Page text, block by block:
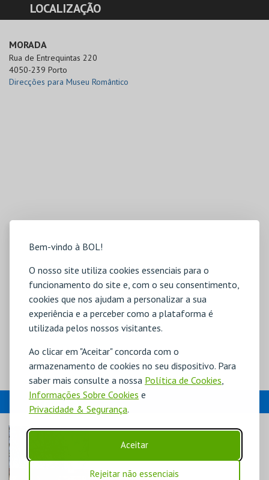
Bem-vindo à BOL!
O nosso site utiliza cookies essenciais para o
funcionamento do site e, com o seu consentimento,
cookies que nos ajudam a personalizar a sua
experiência e a perceber como a plataforma é
utilizada pelos nossos visitantes.
Ao clicar em "Aceitar" concorda com o
armazenamento de cookies no seu dispositivo. Para
saber mais consulte a nossa Política de Cookies
Informações Sobre Cookies e
Privacidade & Segurança.
Aceitar
Rejeitar não essenciais
LOCALIZAÇÃO
MORADA
Rua de Entrequintas 220
4050-239 Porto
Direcções para Museu Romântico
EVENTOS